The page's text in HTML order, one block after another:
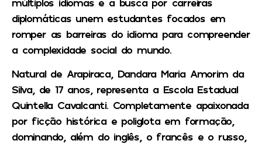
diplomáticas unem estudantes focados em
romper as barreiras do idioma para compreender
a complexidade social do mundo.
Natural de Arapiraca, Dandara Maria Amorim da
Silva, de 17 anos, representa a Escola Estadual
Quintella Cavalcanti. Completamente apaixonada
por ficção histórica e poliglota em formação,
dominando, além do inglês, o francês e o russo,